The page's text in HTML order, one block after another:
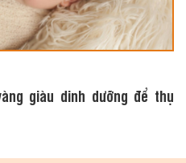
giàu dinh dưỡng để thụ